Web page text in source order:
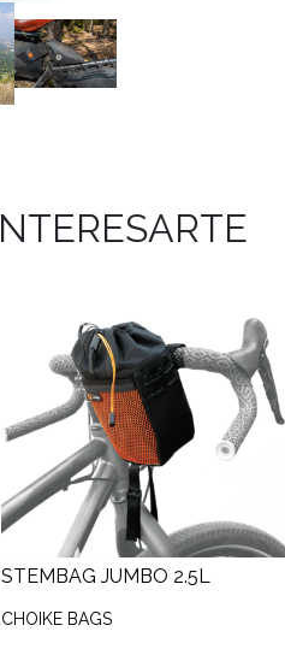
STEMBAG JUMBO 2.5L
CHOIKE BAGS